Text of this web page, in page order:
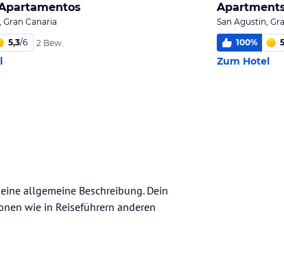
Gran Canaria
5,3/6 2 Bew.
San Agustin,
100% 5
Zum Hotel
allgemeine Beschreibung. Dein
wie in Reiseführern anderen